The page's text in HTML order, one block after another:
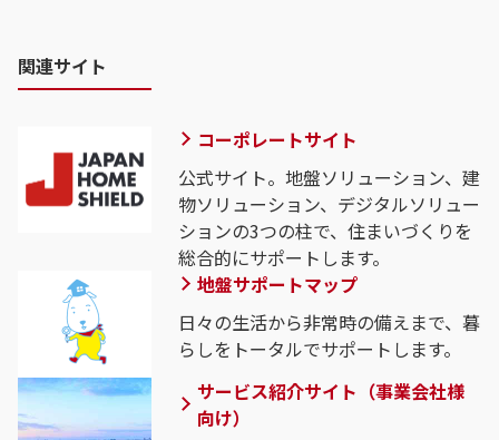
関連サイト
コーポレートサイト
公式サイト。地盤ソリューション、建
物ソリューション、デジタルソリュー
ションの3つの柱で、住まいづくりを
総合的にサポートします。
地盤サポートマップ
日々の生活から非常時の備えまで、暮
らしをトータルでサポートします。
サービス紹介サイト（事業会社様
向け）